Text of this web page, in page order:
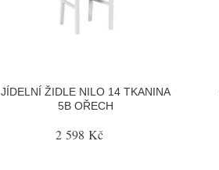
JÍDELNÍ ŽIDLE NILO 14 TKANINA
5B OŘECH
2 598 Kč